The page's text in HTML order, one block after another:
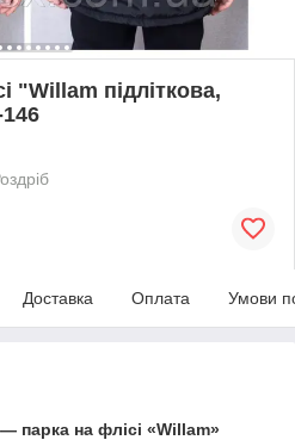
"Willam підліткова,
Доставка Оплата Умови
парка на флісі «Willam»